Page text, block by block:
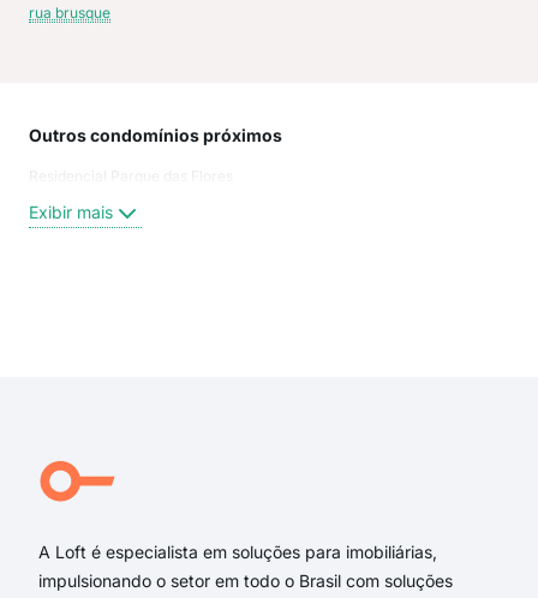
rua brusque
Outros condomínios próximos
Residencial Parque das Flores
Exibir mais
A Loft é especialista em soluções para imobiliárias,
impulsionando o setor em todo o Brasil com soluções